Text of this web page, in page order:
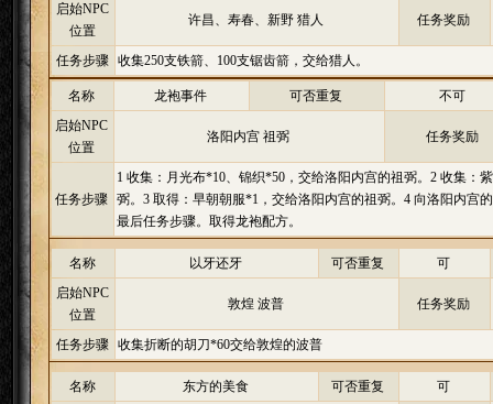
启始NPC
位置
许昌、寿春、新野 猎人 任务奖励
任务步骤 收集250支铁箭、100支锯齿箭，交给猎人。
名称 龙袍事件 可否重复
不可
启始NPC
位置
洛阳内宫 祖弼 任务奖励
任务步骤
1 收集：月光布*10、锦织*50，交给洛阳内宫的祖弼。2 收集：
弼。3 取得：早朝朝服*1，交给洛阳内宫的祖弼。4 向洛阳内宫
最后任务步骤。取得龙袍配方。
名称 以牙还牙 可否重复
可
启始NPC
位置
敦煌 波普 任务奖励
任务步骤 收集折断的胡刀*60交给敦煌的波普
名称 东方的美食 可否重复
可